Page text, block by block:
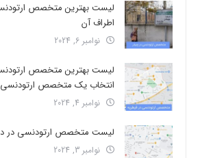
لیست بهترین متخصص
اطراف آن
نوامبر 6, 2024
لیست بهترین متخصص
انتخاب یک متخصص ارتودنسی
نوامبر 4, 2024
لیست متخصص ارتودنسی در
نوامبر 3, 2024